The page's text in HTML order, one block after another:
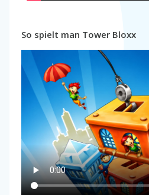
So spielt man Tower Bloxx